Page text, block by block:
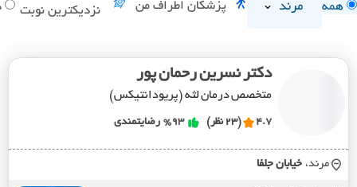
همه مرند پزشکان اطراف من نزدیکترین نوبت
دکتر نسرین رحمان پور
متخصص درمان لثه (پریودانتیکس)
4.7 (23 نظر) %93 رضایتمندی
مرند، خيابان جلفا